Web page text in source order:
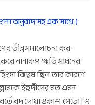
অনুবাদ সহ এক সাথে )
সমালোচনা করা
নানারূপ ক্ষতি সাধনের
বিদ্বেষ ছিল তার কারণে
ইহুদীদের মত এমন
বদ দোয়া প্রকাশ পেতো। এ